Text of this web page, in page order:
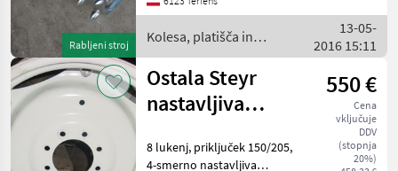
Rabljeni stroj
lieferbar. Geeignet für alle
Kolesa, platišča in
pnevmatike / Sonstige
13-05-
2016 15:11
Ostala Steyr
nastavljiva
28
550 €
Cena
vključuje
DDV
(stopnja
20%)
8 lukenj, priključek 150/205,
4-smerno nastavljiva